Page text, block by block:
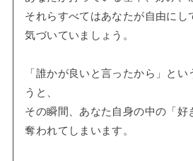
それらすべてはあなたが自由にし
気づいていましょう。
「誰かが良いと言ったから」とい
うと、
その瞬間、あなた自身の中の「好
奪われてしまいます。